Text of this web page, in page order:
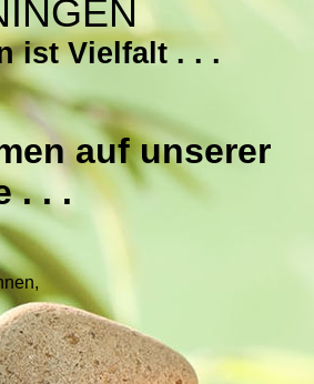
ist Vielfalt . . .
auf unserer
. . .